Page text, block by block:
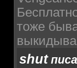
тоже
shut